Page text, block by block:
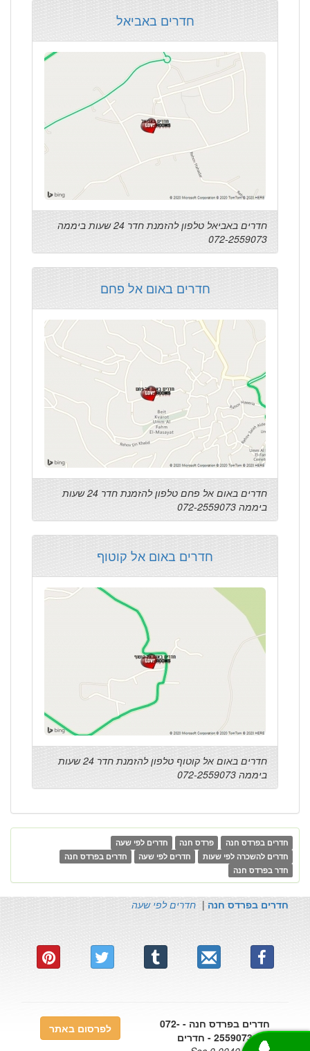
חדרים באביאל
חדרים באביאל טלפון להזמנת חדר 24 שעות ביממה
072-2559073
חדרים באום אל פחם
חדרים באום אל פחם טלפון להזמנת חדר 24 שעות
ביממה 072-2559073
חדרים באום אל קוטוף
חדרים באום אל קוטוף טלפון להזמנת חדר 24 שעות
ביממה 072-2559073
חדרים בפרדס חנה פרדס חנה
חדרים לפי שעה
חדרים להשכרה לפי שעות
חדרים לפי שעה
חדרים בפרדס חנה
חדר בפרדס חנה
חדרים בפרדס חנה | חדרים לפי שעה
לפרסום באתר
חדרים בפרדס חנה - 072-
2559073 - חדרים